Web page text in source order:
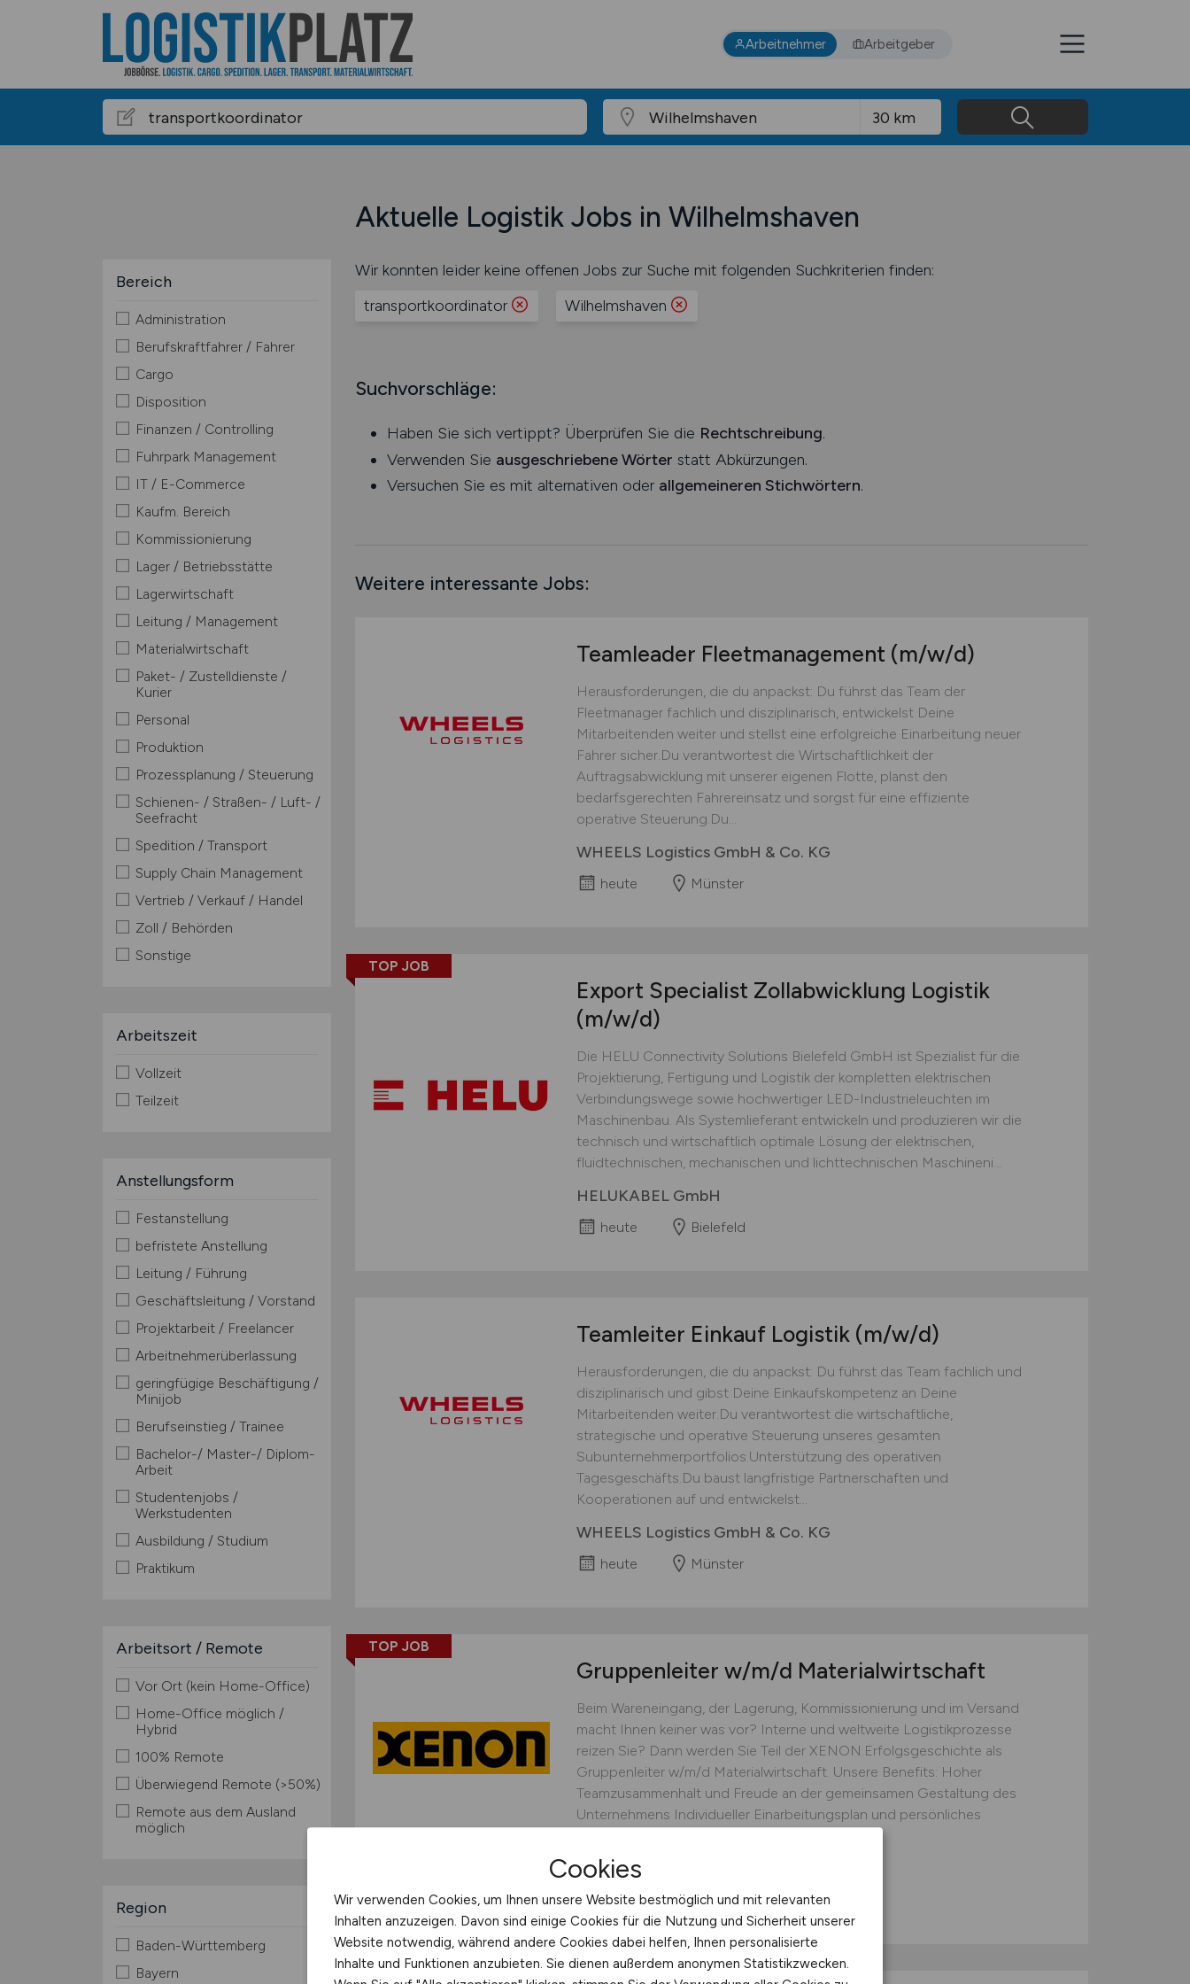
Arbeitnehmer Arbeitgeber
Aktuelle Logistik Jobs in Wilhelmshaven
Bereich
Administration
Berufskraftfahrer / Fahrer
Cargo
Disposition
Finanzen / Controlling
Fuhrpark Management
IT / E-Commerce
Kaufm. Bereich
Kommissionierung
Lager / Betriebsstätte
Lagerwirtschaft
Leitung / Management
Materialwirtschaft
Paket- / Zustelldienste /
Kurier
Personal
Produktion
Prozessplanung / Steuerung
Schienen- / Straßen- / Luft- /
Seefracht
Spedition / Transport
Supply Chain Management
Vertrieb / Verkauf / Handel
Zoll / Behörden
Sonstige
Arbeitszeit
Vollzeit
Teilzeit
Anstellungsform
Festanstellung
befristete Anstellung
Leitung / Führung
Geschäftsleitung / Vorstand
Projektarbeit / Freelancer
Arbeitnehmerüberlassung
geringfügige Beschäftigung /
Minijob
Berufseinstieg / Trainee
Bachelor-/ Master-/ Diplom-
Arbeit
Studentenjobs /
Werkstudenten
Ausbildung / Studium
Praktikum
Arbeitsort / Remote
Vor Ort (kein Home-Office)
Home-Office möglich /
Hybrid
100% Remote
Überwiegend Remote (>50%)
Remote aus dem Ausland
möglich
Region
Baden-Württemberg
Bayern
Wir konnten leider keine offenen Jobs zur Suche mit folgenden Suchkriterien finden:
transportkoordinator
Wilhelmshaven
Suchvorschläge:
Haben Sie sich vertippt? Überprüfen Sie die Rechtschreibung.
Verwenden Sie ausgeschriebene Wörter statt Abkürzungen.
Versuchen Sie es mit alternativen oder allgemeineren Stichwörtern.
Weitere interessante Jobs:
Teamleader Fleetmanagement (m/w/d)
Herausforderungen, die du anpackst: Du führst das Team der
Fleetmanager fachlich und disziplinarisch, entwickelst Deine
Mitarbeitenden weiter und stellst eine erfolgreiche Einarbeitung neuer
Fahrer sicher.Du verantwortest die Wirtschaftlichkeit der
Auftragsabwicklung mit unserer eigenen Flotte, planst den
bedarfsgerechten Fahrereinsatz und sorgst für eine effiziente
operative Steuerung.Du...
WHEELS Logistics GmbH & Co. KG
heute Münster
TOP JOB
Export Specialist Zollabwicklung Logistik
(m/w/d)
Die HELU Connectivity Solutions Bielefeld GmbH ist Spezialist für die
Projektierung, Fertigung und Logistik der kompletten elektrischen
Verbindungswege sowie hochwertiger LED-Industrieleuchten im
Maschinenbau. Als Systemlieferant entwickeln und produzieren wir die
technisch und wirtschaftlich optimale Lösung der elektrischen,
fluidtechnischen, mechanischen und lichttechnischen Maschineni...
HELUKABEL GmbH
heute Bielefeld
Teamleiter Einkauf Logistik (m/w/d)
Herausforderungen, die du anpackst: Du führst das Team fachlich und
disziplinarisch und gibst Deine Einkaufskompetenz an Deine
Mitarbeitenden weiter.Du verantwortest die wirtschaftliche,
strategische und operative Steuerung unseres gesamten
Subunternehmerportfolios.Unterstützung des operativen
Tagesgeschäfts.Du baust langfristige Partnerschaften und
Kooperationen auf und entwickelst...
WHEELS Logistics GmbH & Co. KG
heute Münster
TOP JOB
Gruppenleiter w/m/d Materialwirtschaft
Beim Wareneingang, der Lagerung, Kommissionierung und im Versand
macht Ihnen keiner was vor? Interne und weltweite Logistikprozesse
reizen Sie? Dann werden Sie Teil der XENON.Erfolgsgeschichte als
Gruppenleiter w/m/d Materialwirtschaft. Unsere Benefits: Hoher
Teamzusammenhalt und Freude an der gemeinsamen Gestaltung des
Unternehmens Individueller Einarbeitungsplan und persönliches
XENON Automatisierungstechnik GmbH
heute Dresden
Cookies
Wir verwenden Cookies, um Ihnen unsere Website bestmöglich und mit relevanten
Inhalten anzuzeigen. Davon sind einige Cookies für die Nutzung und Sicherheit unserer
Website notwendig, während andere Cookies dabei helfen, Ihnen personalisierte
Inhalte und Funktionen anzubieten. Sie dienen außerdem anonymen Statistikzwecken.